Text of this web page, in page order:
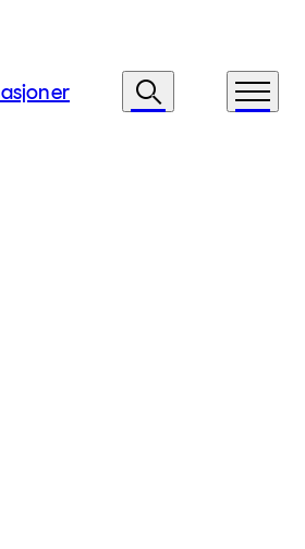
Søk Meny